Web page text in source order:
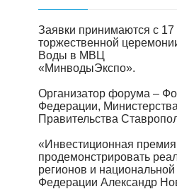
Заявки принимаются с 17
торжественной
Воды в МВЦ
«МинводыЭкспо».
Организатор форума –
Федерации,
Правительства
«Инвестиционная
продемонстрировать
регионов и
Федерации Александр